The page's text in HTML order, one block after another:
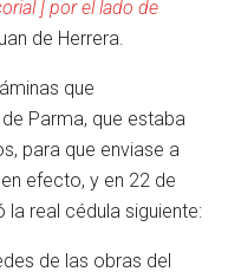
] por el lado de
de Herrera.
que
Parma, que estaba
para que enviase a
efecto, y en 22 de
real cédula siguiente:
de las obras del